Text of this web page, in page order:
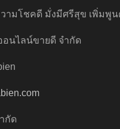
วามโชคดี มั่งมีศรีสุข เพิ่ม
อนไลน์ขายดี จำกัด
กัด